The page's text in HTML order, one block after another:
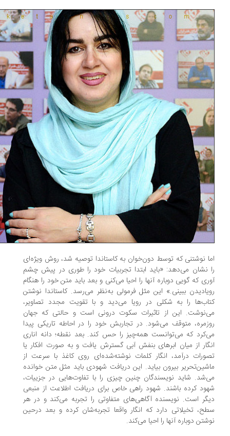
نوشتنی که توسط دون‌خوان به کاستاندا توصیه شد، روش ویژه‌ای
نشان می‌دهد: «باید ابتدا تجربیات خود را طوری در پیش چشم
که گویی دوباره آنها را احیا می‌کنی و بعد باید متن خود را هنگام
ببینی.» این مثل فرمولی به‌نظر می‌رسد. کاستاندا نوشتن
را به شکلی در رویا می‌دید و با تقویت مجدد تصاویر،
این از تاثیرات سکوت درونی است و حالتی که جهان
متوقف می‌شود. در تجاربش خود را در احاطه تاریکی پیدا
که می‌توانست همه‌چیز را حس کند. بعد نقطه؛ دانه اناری
از میان ابرهای بنفش آبی گسترش یافت و به صورت افکار یا
درآمد، انگار کلمات نوشته‌شده‌ای روی کاغذ با سرعت از
بیرون بیاید. این دریافت شهودی باید مثل متن خوانده
شاید نویسندگان چنین چیزی را با تفاوت‌هایی در جزییات،
کرده باشند. شهود راهی خاص برای دریافت اطلاعت از منبعی
است. نویسنده آگاهی‌های متفاوتی را تجربه می‌کند و در هر
تخیلاتی دارد که انگار واقعا تجربه‌شان کرده و بعد درحین
دوباره آنها را احیا می‌کند.